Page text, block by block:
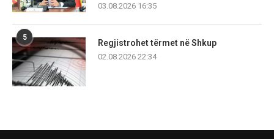
03.08.2026 16:35
5
Regjistrohet tërmet në Shkup
02.08.2026 22:34